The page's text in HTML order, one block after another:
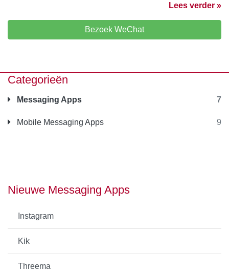
Categorieën
Messaging Apps 7
Mobile Messaging Apps 9
Nieuwe Messaging Apps
Instagram
Kik
Threema
Lees verder »
Bezoek WeChat